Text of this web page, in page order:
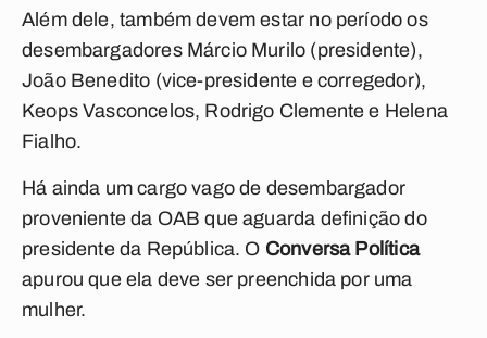
Além dele, também devem estar no período os
desembargadores Márcio Murilo (presidente),
João Benedito (vice-presidente e corregedor),
Keops Vasconcelos, Rodrigo Clemente e Helena
Fialho.
Há ainda um cargo vago de desembargador
proveniente da OAB que aguarda definição do
presidente da República. O Conversa Política
apurou que ela deve ser preenchida por uma
mulher.